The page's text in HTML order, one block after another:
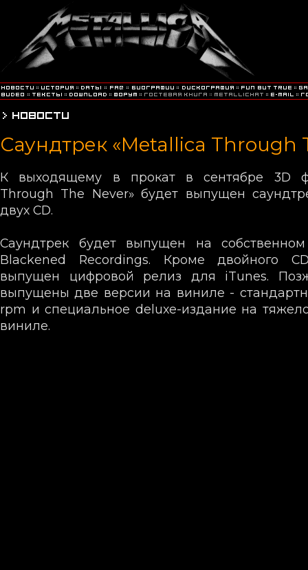
Саундтрек «Metallica Through
К выходящему в прокат в сентябре 3D
Through The Never» будет выпущен
двух CD.
Саундтрек будет выпущен на
Blackened Recordings. Кроме двойного
выпущен цифровой релиз для iTunes.
выпущены две версии на виниле -
rpm и специальное deluxe-издание на
виниле.